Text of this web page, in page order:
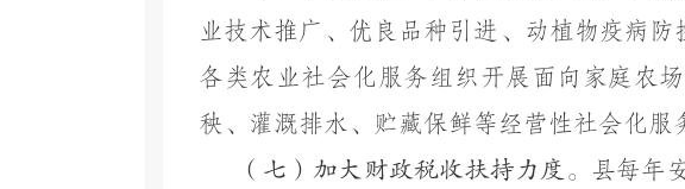
业技术推广、优良品种引进、动植物疫病
各类农业社会化服务组织开展面向家庭农
秧、灌溉排水、贮藏保鲜等经营性社会化服
（七）加大财政税收扶持力度。 县每年